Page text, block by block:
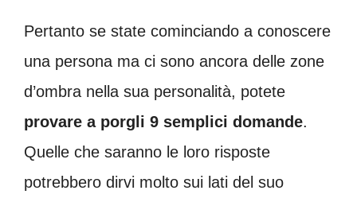
Pertanto se state cominciando a conoscere
una persona ma ci sono ancora delle zone
d’ombra nella sua personalità, potete
provare a porgli 9 semplici domande.
Quelle che saranno le loro risposte
potrebbero dirvi molto sui lati del suo